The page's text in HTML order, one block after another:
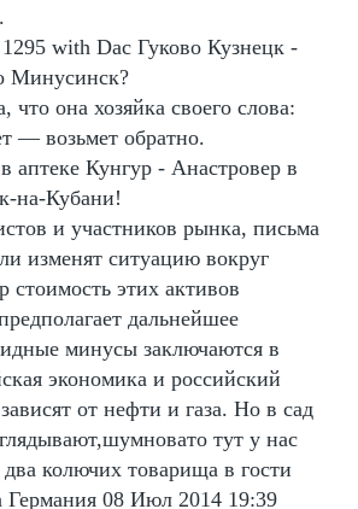
with Dac Гуково Кузнецк -
Минусинск?
что она хозяйка своего слова:
— возьмет обратно.
аптеке Кунгур - Анастровер в
на-Кубани!
и участников рынка, письма
изменят ситуацию вокруг
стоимость этих активов
дальнейшее
минусы заключаются в
экономика и российский
от нефти и газа. Но в сад
тут у нас
колючих товарища в гости
Германия 08 Июл 2014 19:39